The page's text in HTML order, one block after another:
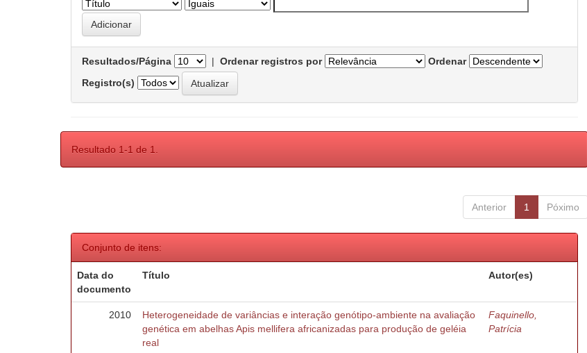
Resultados/Página | Ordenar registros por
Ordenar
Registro(s)
Resultado 1-1 de 1.
Anterior 1 Póximo
Conjunto de itens:
Data do
documento
Título Autor(es)
2010
Heterogeneidade de variâncias e interação genótipo-ambiente na avaliação
genética em abelhas Apis mellifera africanizadas para produção de geléia
real
Faquinello,
Patrícia